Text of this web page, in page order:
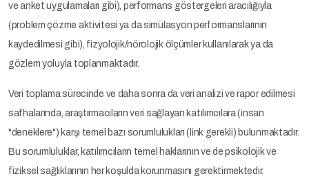
ve anket uygulamaları gibi), performans göstergeleri aracılığıyla
(problem çözme aktivitesi ya da simülasyon performanslarının
kaydedilmesi gibi), fizyolojik/nörolojik ölçümler kullanılarak ya da
gözlem yoluyla toplanmaktadır.
Veri toplama sürecinde ve daha sonra da veri analizi ve rapor edilmesi
safhalarında, araştırmacıların veri sağlayan katılımcılara (insan
"deneklere") karşı temel bazı sorumlulukları (link gerekli) bulunmaktadır.
Bu sorumluluklar, katılımcıların temel haklarının ve de psikolojik ve
fiziksel sağlıklarının her koşulda korunmasını gerektirmektedir.